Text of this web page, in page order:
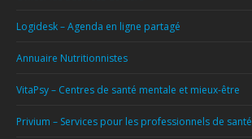
Logidesk – Agenda en ligne partagé
Annuaire Nutritionnistes
VitaPsy – Centres de santé mentale et mieux-être
Privium – Services pour les professionnels de santé